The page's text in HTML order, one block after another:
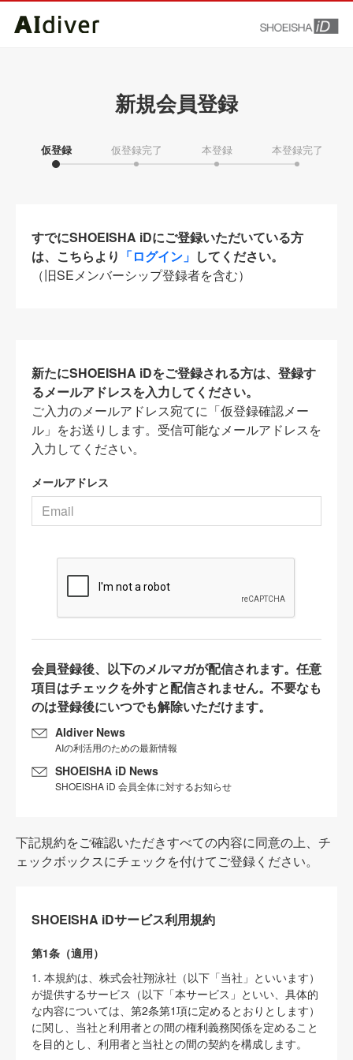
新規会員登録
仮登録 仮登録完了 本登録 本登録完了
すでにSHOEISHA iDにご登録いただいている方
は、こちらより 「ログイン」 してください。
（旧SEメンバーシップ登録者を含む）
新たにSHOEISHA iDをご登録される方は、登録す
るメールアドレスを入力してください。
ご入力のメールアドレス宛てに「仮登録確認メー
ル」をお送りします。受信可能なメールアドレスを
入力してください。
メールアドレス
会員登録後、以下のメルマガが配信されます。任意
項目はチェックを外すと配信されません。不要なも
のは登録後にいつでも解除いただけます。
AIdiver News
AIの利活用のための最新情報
SHOEISHA iD News
SHOEISHA iD 会員全体に対するお知らせ
下記規約をご確認いただきすべての内容に同意の上、チ
ェックボックスにチェックを付けてご登録ください。
SHOEISHA iDサービス利用規約
第1条（適用）
1. 本規約は、株式会社翔泳社（以下「当社」といいます）
が提供するサービス（以下「本サービス」といい、具体的
な内容については、第2条第1項に定めるとおりとします）
に関し、当社と利用者との間の権利義務関係を定めること
を目的とし、利用者と当社との間の契約を構成します。